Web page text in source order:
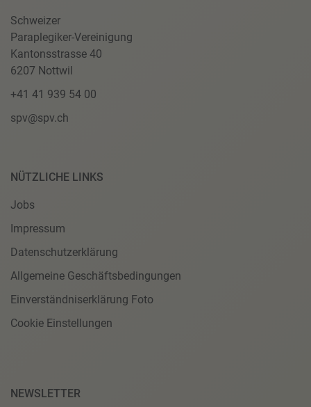
Schweizer
Paraplegiker-Vereinigung
Kantonsstrasse 40
6207 Nottwil
+41 41 939 54 00
spv@spv.ch
NÜTZLICHE LINKS
Jobs
Impressum
Datenschutzerklärung
Allgemeine Geschäftsbedingungen
Einverständniserklärung Foto
Cookie Einstellungen
NEWSLETTER